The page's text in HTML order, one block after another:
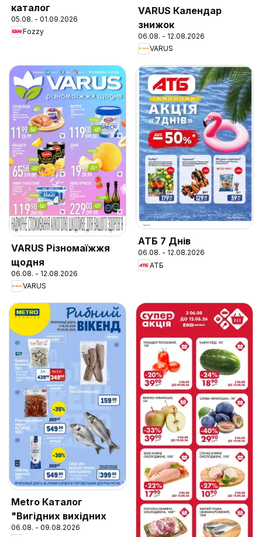
каталог
05.08. - 01.09.2026
Fozzy
VARUS Календар
знижок
06.08. - 12.08.2026
VARUS
VARUS Різномаїжжя
щодня
06.08. - 12.08.2026
VARUS
АТБ 7 Днів
06.08. - 12.08.2026
АТБ
Metro Каталог
"Вигідних вихідних
06.08. - 09.08.2026